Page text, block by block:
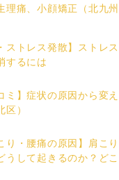
理痛、小顔矯正（北九
ストレス発散】ストレ
するには
ミ】症状の原因から変
）
り・腰痛の原因】肩こ
うして起きるのか？ど